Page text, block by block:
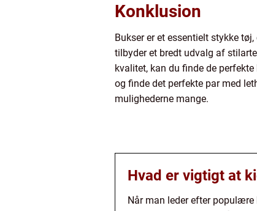
Konklusion
Bukser er et essentielt stykke
tilbyder et bredt udvalg af
kvalitet, kan du finde de
og finde det perfekte par med
mulighederne mange.
Hvad er vigtigt at
Når man leder efter